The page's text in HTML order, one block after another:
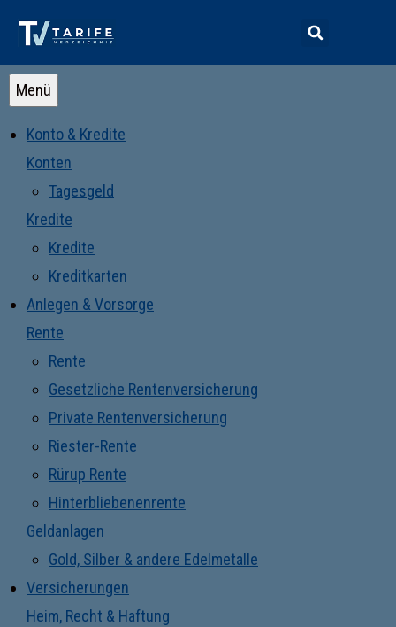
Menü
Konto & Kredite
Konten
Tagesgeld
Kredite
Kredite
Kreditkarten
Anlegen & Vorsorge
Rente
Rente
Gesetzliche Rentenversicherung
Private Rentenversicherung
Riester-Rente
Rürup Rente
Hinterbliebenenrente
Geldanlagen
Gold, Silber & andere Edelmetalle
Versicherungen
Heim, Recht & Haftung